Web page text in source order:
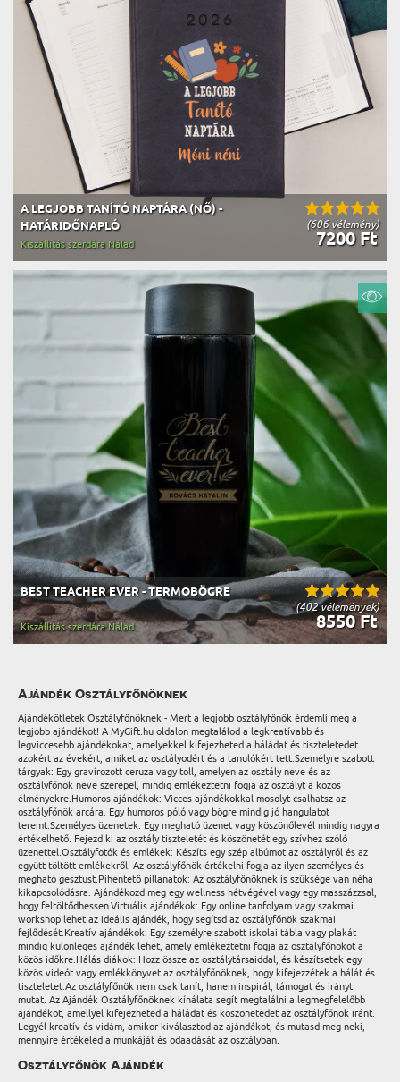
(606 vélemény)
A LEGJOBB TANÍTÓ NAPTÁRA (NŐ) -
HATÁRIDŐNAPLÓ
7200 Ft
Kiszállítás szerdára Nálad
(402 vélemények)
BEST TEACHER EVER - TERMOBÖGRE
8550 Ft
Kiszállítás szerdára Nálad
Ajándék Osztályfőnöknek
Ajándékötletek Osztályfőnöknek - Mert a legjobb osztályfőnök érdemli meg a
legjobb ajándékot! A MyGift.hu oldalon megtalálod a legkreatívabb és
legviccesebb ajándékokat, amelyekkel kifejezheted a háládat és tiszteletedet
azokért az évekért, amiket az osztályodért és a tanulókért tett.Személyre szabott
tárgyak: Egy gravírozott ceruza vagy toll, amelyen az osztály neve és az
osztályfőnök neve szerepel, mindig emlékeztetni fogja az osztályt a közös
élményekre.Humoros ajándékok: Vicces ajándékokkal mosolyt csalhatsz az
osztályfőnök arcára. Egy humoros póló vagy bögre mindig jó hangulatot
teremt.Személyes üzenetek: Egy megható üzenet vagy köszönőlevél mindig nagyra
értékelhető. Fejezd ki az osztály tiszteletét és köszönetét egy szívhez szóló
üzenettel.Osztályfotók és emlékek: Készíts egy szép albúmot az osztályról és az
együtt töltött emlékekről. Az osztályfőnök értékelni fogja az ilyen személyes és
megható gesztust.Pihentető pillanatok: Az osztályfőnöknek is szüksége van néha
kikapcsolódásra. Ajándékozd meg egy wellness hétvégével vagy egy masszázzsal,
hogy feltöltődhessen.Virtuális ajándékok: Egy online tanfolyam vagy szakmai
workshop lehet az ideális ajándék, hogy segítsd az osztályfőnök szakmai
fejlődését.Kreatív ajándékok: Egy személyre szabott iskolai tábla vagy plakát
mindig különleges ajándék lehet, amely emlékeztetni fogja az osztályfőnököt a
közös időkre.Hálás diákok: Hozz össze az osztálytársaiddal, és készítsetek egy
közös videót vagy emlékkönyvet az osztályfőnöknek, hogy kifejezzétek a hálát és
tiszteletet.Az osztályfőnök nem csak tanít, hanem inspirál, támogat és irányt
mutat. Az Ajándék Osztályfőnöknek kínálata segít megtalálni a legmegfelelőbb
ajándékot, amellyel kifejezheted a háládat és köszönetedet az osztályfőnök iránt.
Legyél kreatív és vidám, amikor kiválasztod az ajándékot, és mutasd meg neki,
mennyire értékeled a munkáját és odaadását az osztályban.
Osztályfőnök Ajándék